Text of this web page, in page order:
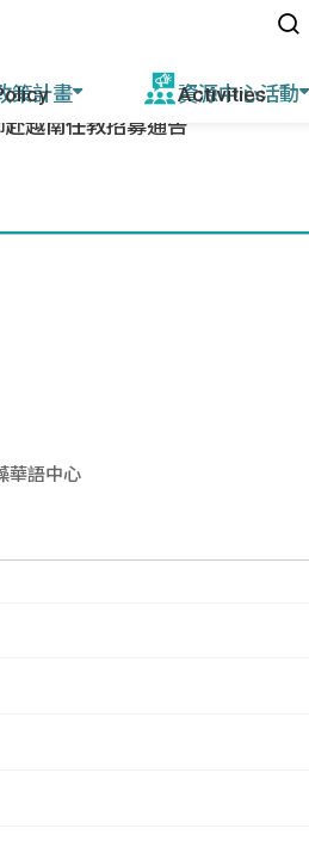
策計畫 資源中心活動
越南任教招募通告
華語中心